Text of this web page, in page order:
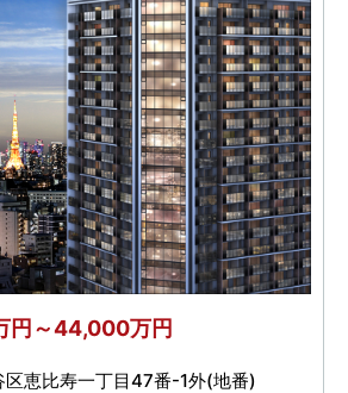
円～44,000万円
区恵比寿一丁目47番-1外(地番)